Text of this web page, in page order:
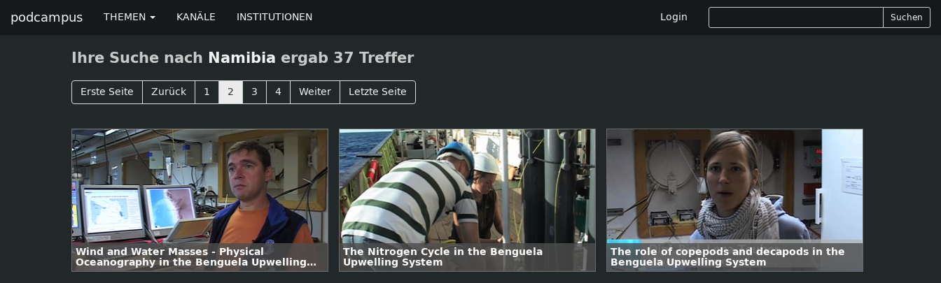
podcampus THEMEN KANÄLE INSTITUTIONEN Login Suchen
Ihre Suche nach Namibia ergab 37 Treffer
Erste Seite Zurück 1 2 3 4 Weiter Letzte Seite
Wind and Water Masses - Physical
Oceanography in the Benguela Upwelling
System
The Nitrogen Cycle in the Benguela
Upwelling System
The role of copepods and decapods in the
Benguela Upwelling System